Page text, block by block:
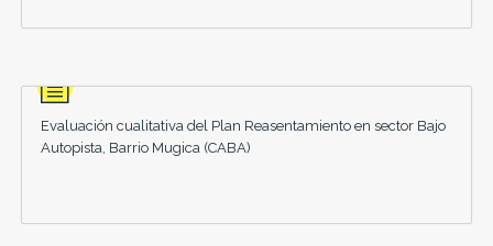
Evaluación cualitativa del Plan Reasentamiento en sector Bajo
Autopista, Barrio Mugica (CABA)